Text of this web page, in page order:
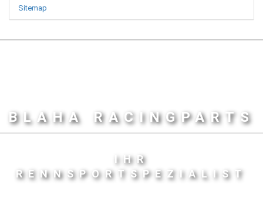
Sitemap
BLAHA RACINGPARTS
IHR
RENNSPORTSPEZIALIST